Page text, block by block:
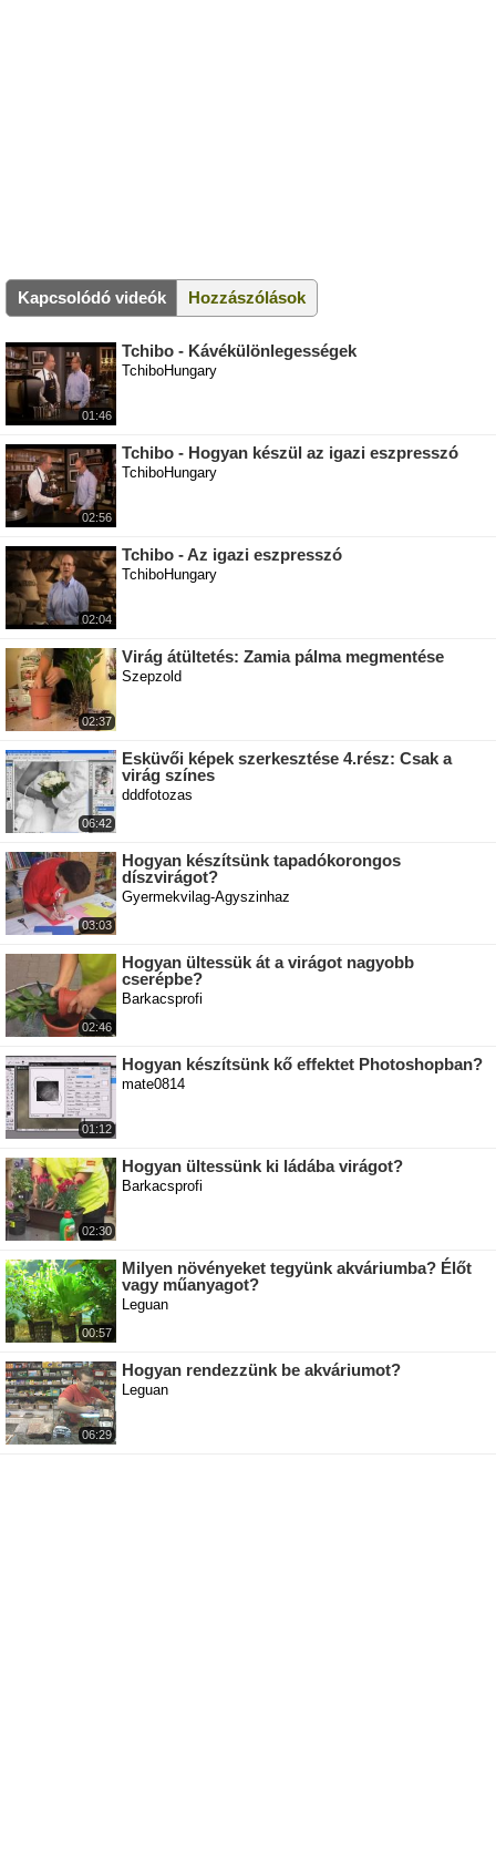
Kapcsolódó videók Hozzászólások
01:46
Tchibo - Kávékülönlegességek
TchiboHungary
02:56
Tchibo - Hogyan készül az igazi eszpresszó
TchiboHungary
02:04
Tchibo - Az igazi eszpresszó
TchiboHungary
02:37
Virág átültetés: Zamia pálma megmentése
Szepzold
06:42
Esküvői képek szerkesztése 4.rész: Csak a
virág színes
dddfotozas
03:03
Hogyan készítsünk tapadókorongos
díszvirágot?
Gyermekvilag-Agyszinhaz
02:46
Hogyan ültessük át a virágot nagyobb
cserépbe?
Barkacsprofi
01:12
Hogyan készítsünk kő effektet Photoshopban?
mate0814
02:30
Hogyan ültessünk ki ládába virágot?
Barkacsprofi
00:57
Milyen növényeket tegyünk akváriumba? Élőt
vagy műanyagot?
Leguan
06:29
Hogyan rendezzünk be akváriumot?
Leguan